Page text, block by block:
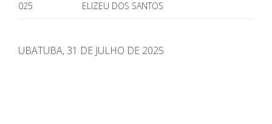
025 ELIZEU DOS SANTOS
UBATUBA, 31 DE JULHO DE 2025